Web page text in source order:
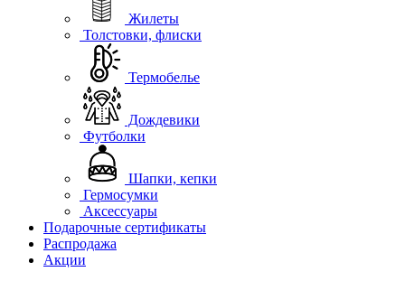
Жилеты
Толстовки, флиски
Термобелье
Дождевики
Футболки
Шапки, кепки
Гермосумки
Аксессуары
Подарочные сертификаты
Распродажа
Акции